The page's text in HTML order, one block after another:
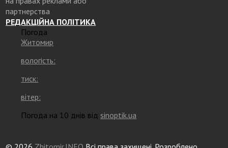
партнерства
РЕДАКЦІЙНА ПОЛІТИКА
Погода
Житомир
вологість:
тиск:
вітер:
Погода на 10 днів від sinoptik.ua